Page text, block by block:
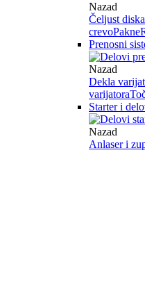
Nazad
Čeljust diska
crevoPakne
Prenosni
Nazad
Dekla
varijatora
Starter i
Nazad
Anlaser i